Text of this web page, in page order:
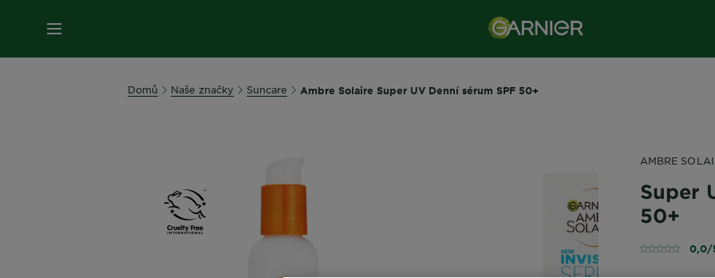
MENU
Domů Naše značky Suncare Ambre Solaire Super UV Denní sérum SPF 50+
AMBRE
Super
50+
0,0/